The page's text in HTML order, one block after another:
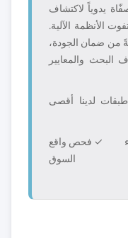
يدوياً لاكتشاف
الأنظمة الآلية.
من ضمان الجودة،
البحث والمعايير
لدينا أقصى
✓ فحص واقع
السوق